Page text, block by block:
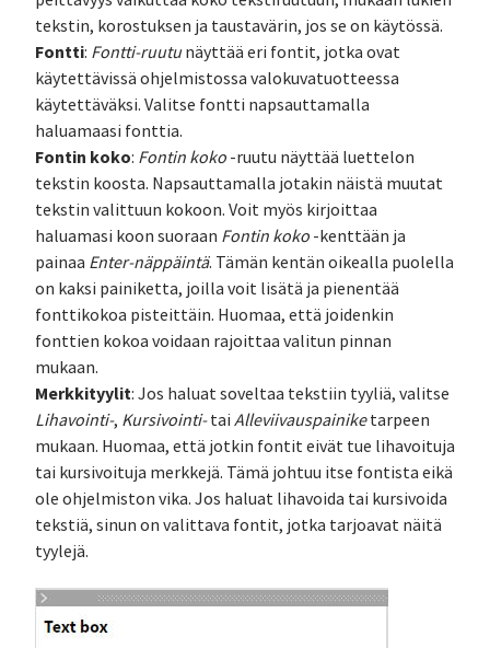
tekstin, korostuksen ja taustavärin, jos se on käytössä.
Fontti: Fontti-ruutunäyttää eri fontit, jotka ovat
käytettävissä ohjelmistossa valokuvatuotteessa
käytettäväksi. Valitse fontti napsauttamalla
haluamaasi fonttia.
Fontin koko: Fontin koko -ruutu näyttää luettelon
tekstin koosta. Napsauttamalla jotakin näistä muutat
tekstin valittuun kokoon. Voit myös kirjoittaa
haluamasi koon suoraan Fontin koko -kenttään ja
painaa Enter-näppäintä. Tämän kentän oikealla puolella
on kaksi painiketta, joilla voit lisätä ja pienentää
fonttikokoa pisteittäin. Huomaa, että joidenkin
fonttien kokoa voidaan rajoittaa valitun pinnan
mukaan.
Merkkityylit: Jos haluat soveltaa tekstiin tyyliä, valitse
Lihavointi-, Kursivointi-tai Alleviivauspainiketarpeen
mukaan. Huomaa, että jotkin fontit eivät tue lihavoituja
tai kursivoituja merkkejä. Tämä johtuu itse fontista eikä
ole ohjelmiston vika. Jos haluat lihavoida tai kursivoida
tekstiä, sinun on valittava fontit, jotka tarjoavat näitä
tyylejä.